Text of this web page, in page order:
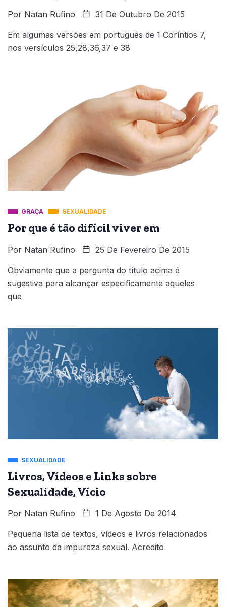
Por Natan Rufino 31 De Outubro De 2015
Em algumas versões em português de 1 Coríntios 7,
nos versículos 25,28,36,37 e 38
GRAÇA SEXUALIDADE
Por que é tão difícil viver em
Por Natan Rufino 25 De Fevereiro De 2015
Obviamente que a pergunta do título acima é
sugestiva para alcançar especificamente aqueles
que
SEXUALIDADE
Livros, Vídeos e Links sobre
Sexualidade, Vício
Por Natan Rufino 1 De Agosto De 2014
Pequena lista de textos, vídeos e livros relacionados
ao assunto da impureza sexual. Acredito